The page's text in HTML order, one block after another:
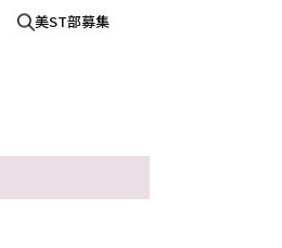
美ST部募集